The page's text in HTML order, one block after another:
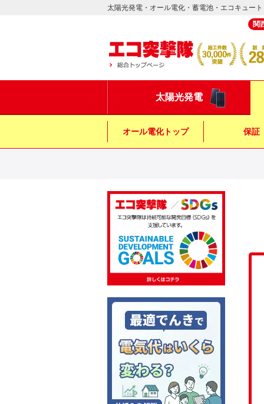
太陽光発電・オール電化・蓄電池・エコキュー
関
太陽光発電
オール電化トップ 保証